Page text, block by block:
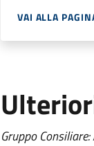
VAI ALLA
Gruppo